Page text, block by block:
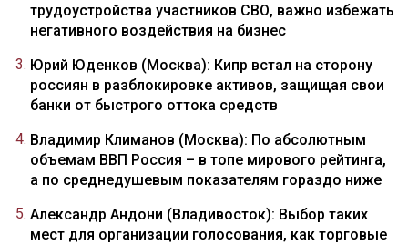
трудоустройства участников СВО, важно избежать
негативного воздействия на бизнес
Юрий Юденков (Москва): Кипр встал на сторону
россиян в разблокировке активов, защищая свои
банки от быстрого оттока средств
Владимир Климанов (Москва): По абсолютным
объемам ВВП Россия – в топе мирового рейтинга,
а по среднедушевым показателям гораздо ниже
Александр Андони (Владивосток): Выбор таких
мест для организации голосования, как торговые